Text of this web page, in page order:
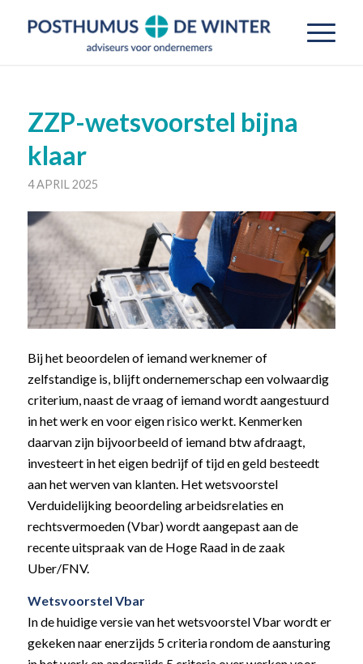
ZZP-wetsvoorstel bijna
klaar
4 APRIL 2025
Bij het beoordelen of iemand werknemer of
zelfstandige is, blijft ondernemerschap een volwaardig
criterium, naast de vraag of iemand wordt aangestuurd
in het werk en voor eigen risico werkt. Kenmerken
daarvan zijn bijvoorbeeld of iemand btw afdraagt,
investeert in het eigen bedrijf of tijd en geld besteedt
aan het werven van klanten. Het wetsvoorstel
Verduidelijking beoordeling arbeidsrelaties en
rechtsvermoeden (Vbar) wordt aangepast aan de
recente uitspraak van de Hoge Raad in de zaak
Uber/FNV.
Wetsvoorstel Vbar
In de huidige versie van het wetsvoorstel Vbar wordt er
gekeken naar enerzijds 5 criteria rondom de aansturing